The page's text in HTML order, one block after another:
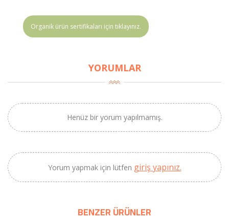
Organik ürün sertifikaları için tıklayınız.
YORUMLAR
Henüz bir yorum yapılmamış.
Yorum yapmak için lütfen giriş yapınız.
BENZER ÜRÜNLER
×
2320,00 TL
2100,00 TL
Sızma Zeytinyağı
(2025 Yeni Hasat,
Güney Ege, 5 Litre) -
AtcaNova
SEPETE EKLE